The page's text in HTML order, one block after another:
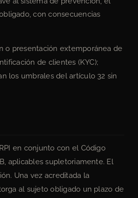
con consecuencias
o presentación extemporánea de
de clientes (KYC);
los umbrales del artículo 32 sin
en conjunto con el Código
aplicables supletoriamente. El
Una vez acreditada la
al sujeto obligado un plazo de